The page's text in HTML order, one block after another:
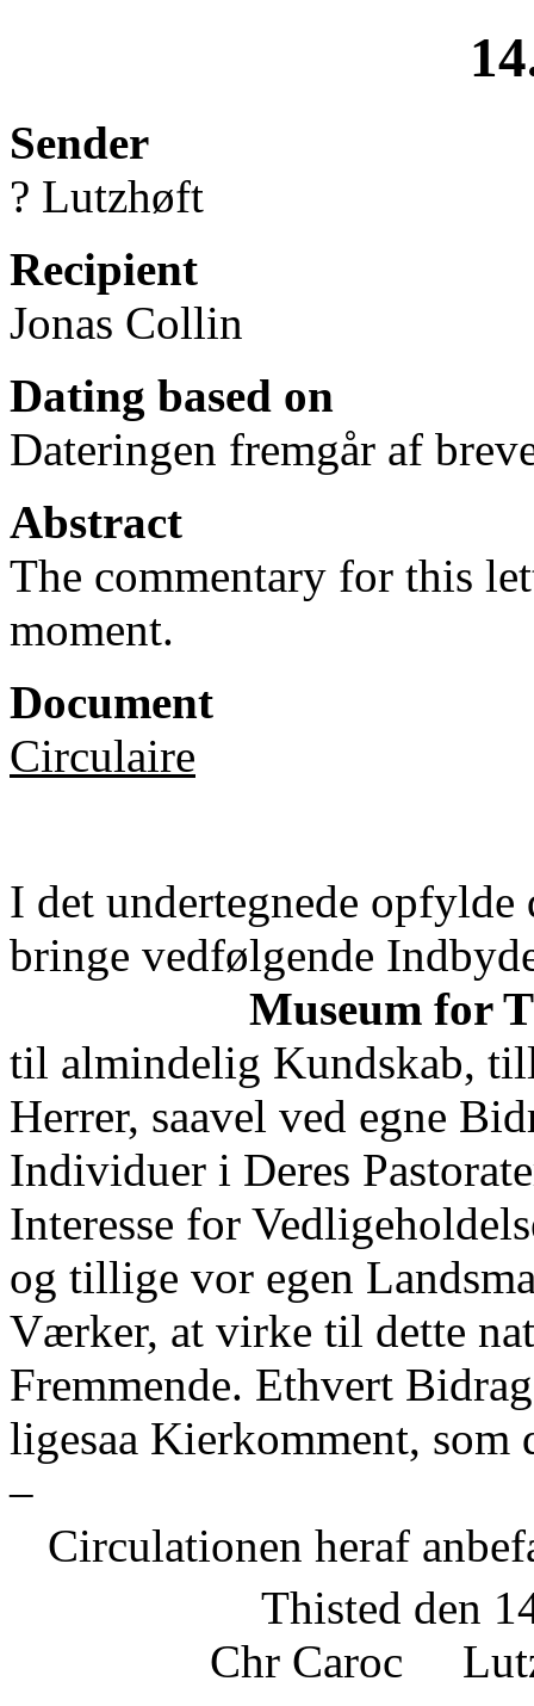
Sender
? Lutzhøft
Recipient
Jonas Collin
Dating based on
Dateringen fremgår af
Abstract
The commentary for this
moment.
Document
Circulaire
I det undertegnede
bringe vedfølgende
Museum for
til almindelig Kundskab,
Herrer, saavel ved egne
Individuer i Deres
Interesse for
og tillige vor egen
Værker, at virke til dette
Fremmende. Ethvert
ligesaa Kierkomment,
–
Circulationen heraf
Thisted den
Chr Caroc